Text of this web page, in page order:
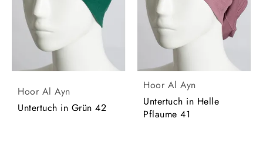
Hoor Al Ayn
Untertuch in Grün 42
Hoor Al Ayn
Untertuch in Helle
Pflaume 41